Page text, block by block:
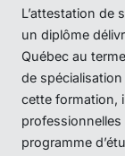
L’attestation de
un diplôme
Québec au
de
cette formation,
professionnelles
programme